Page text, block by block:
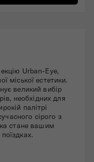
Urban-Eye,
міської естетики.
великий вибір
необхідних для
палітрі
сірого з
стане вашим